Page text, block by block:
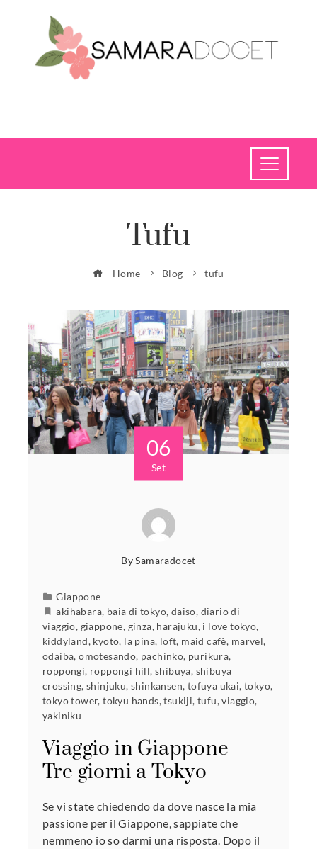
Tufu
Home Blog tufu
06
Set
BySamaradocet
Giappone
akihabara, baia di tokyo, daiso, diario di
viaggio, giappone, ginza, harajuku, i love tokyo,
kiddyland, kyoto, la pina, loft, maid cafè, marvel,
odaiba,omotesando, pachinko, purikura,
roppongi, roppongi hill,shibuya, shibuya
crossing,shinjuku,shinkansen, tofuya ukai,tokyo,
tokyo tower,tokyu hands,tsukiji,tufu,viaggio,
yakiniku
Viaggio in Giappone –
Tre giorni a Tokyo
Se vi state chiedendo da dove nasce la mia
passione per il Giappone, sappiate che
nemmeno io so darmi una risposta. Dopo il